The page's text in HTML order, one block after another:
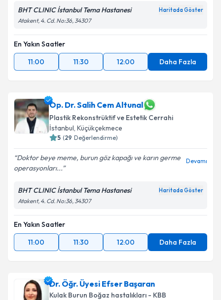
BHT CLINIC İstanbul Tema Hastanesi Haritada Göster
Atakent, 4. Cd. No:36, 34307
En Yakın Saatler
11:00
11:30 12:00 Daha Fazla
Op. Dr. Salih Cem Altunal
Plastik Rekonstrüktif ve Estetik Cerrahi
İstanbul, Küçükçekmece
5 (29 Değerlendirme)
Doktor beye meme, burun göz kapağı ve karın germe
operasyonları...
Devamı
BHT CLINIC İstanbul Tema Hastanesi Haritada Göster
Atakent, 4. Cd. No:36, 34307
En Yakın Saatler
11:00
11:30 12:00 Daha Fazla
Dr. Öğr. Üyesi Efser Başaran
Kulak Burun Boğaz hastalıkları - KBB